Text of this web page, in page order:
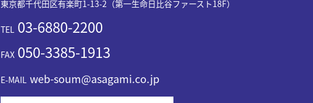
東京都千代田区有楽町1-13-2（第一生命日比谷ファースト18F）
TEL03-6880-2200
FAX050-3385-1913
E-MAIL web-soum@asagami.co.jp